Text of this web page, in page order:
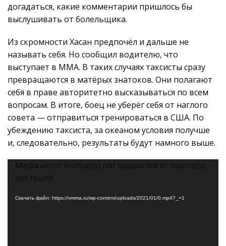
догадаться, какие комментарии пришлось бы
выслушивать от болельщика.
Из скромности Хасан предпочёл и дальше не
называть себя. Но сообщил водителю, что
выступает в ММА. В таких случаях таксисты сразу
превращаются в матёрых знатоков. Они полагают
себя в праве авторитетно высказываться по всем
вопросам. В итоге, боец не уберёг себя от наглого
совета — отправиться тренироваться в США. По
убеждению таксиста, за океаном условия получше
и, следовательно, результаты будут намного выше.
Видеоплеер
Media error: Format(s) not supported or source(s)
not found
Скачать файл: https://vmma.ru/wp-content/uploads/2021/01/0.mp4?_=1